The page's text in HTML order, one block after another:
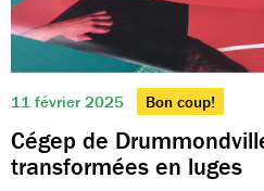
11 février 2025 Bon coup!
Cégep de
transformées en luges